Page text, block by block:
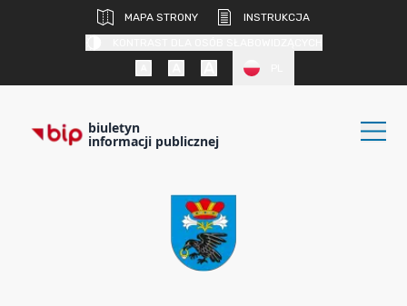
MAPA STRONY
INSTRUKCJA
biuletyn
informacji publicznej